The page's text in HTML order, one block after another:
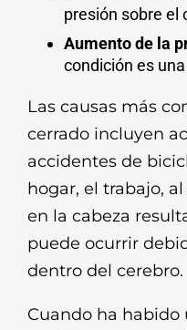
presión sobre el
Aumento de la
condición es
Las causas más
cerrado incluyen
accidentes de
hogar, el trabajo,
en la cabeza
puede ocurrir
dentro del cerebro.
Cuando ha habido